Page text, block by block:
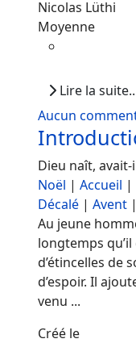
Nicolas Lüthi
Moyenne
Lire la
Aucun
Dieu naît, avait-
Noël | Accueil |
Décalé | Avent |
Au jeune
longtemps
d’étincelles de
d’espoir. Il
venu ...
Créé le